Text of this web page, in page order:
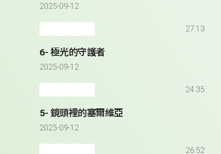
2025-09-12
27:13
6- 極光的守護者
2025-09-12
24:35
5- 鏡頭裡的塞爾維亞
2025-09-12
26:52